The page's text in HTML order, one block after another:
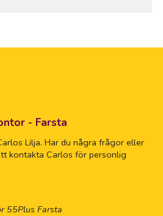
- Farsta
Lilja. Har du några frågor eller
kontakta Carlos för personlig
55Plus Farsta